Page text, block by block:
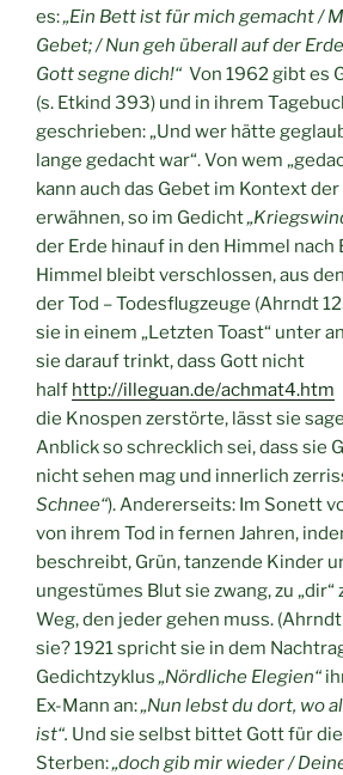
es:„Ein Bett ist für mich gemacht /
Gebet; / Nun geh überall auf der
Gott segne dich!“ Von 1962 gibt es
(s. Etkind 393) und in ihrem
geschrieben: „Und wer hätte
lange gedacht war“. Von wem
kann auch das Gebet im Kontext
erwähnen, so im Gedicht
der Erde hinauf in den Himmel nach
Himmel bleibt verschlossen, aus
der Tod – Todesflugzeuge (Ahrndt
sie in einem „Letzten Toast“ unter
sie darauf trinkt, dass Gott nicht
half http://illeguan.de/achmat4.htm
die Knospen zerstörte, lässt sie
Anblick so schrecklich sei, dass sie
nicht sehen mag und innerlich
Schnee“). Andererseits: Im Sonett
von ihrem Tod in fernen Jahren,
beschreibt, Grün, tanzende Kinder
ungestümes Blut sie zwang, zu „dir“
Weg, den jeder gehen muss.
sie? 1921 spricht sie in dem
Gedichtzyklus„Nördliche Elegien“
Ex-Mann an:„Nun lebst du dort, wo
ist“. Und sie selbst bittet Gott für
Sterben:„doch gib mir wieder /